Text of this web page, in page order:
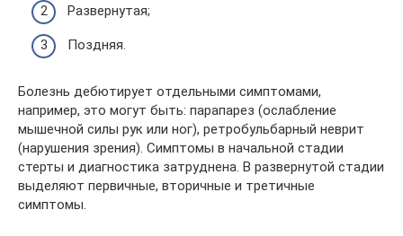
Развернутая;
Поздняя.
Болезнь дебютирует отдельными симптомами,
например, это могут быть: парапарез (ослабление
мышечной силы рук или ног), ретробульбарный неврит
(нарушения зрения). Симптомы в начальной стадии
стерты и диагностика затруднена. В развернутой стадии
выделяют первичные, вторичные и третичные
симптомы.